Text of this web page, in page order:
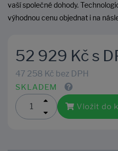
vaší společné dohody.
výhodnou cenu objednat i na
52 929 Kč s
47 258 Kč bez DPH
SKLADEM
Vložit do